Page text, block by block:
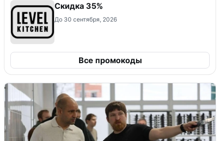
Скидка 35%
До 30 сентября, 2026
Все промокоды